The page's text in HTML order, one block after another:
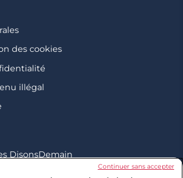
des cookies
illégal
DisonsDemain
Continuer sans accepter